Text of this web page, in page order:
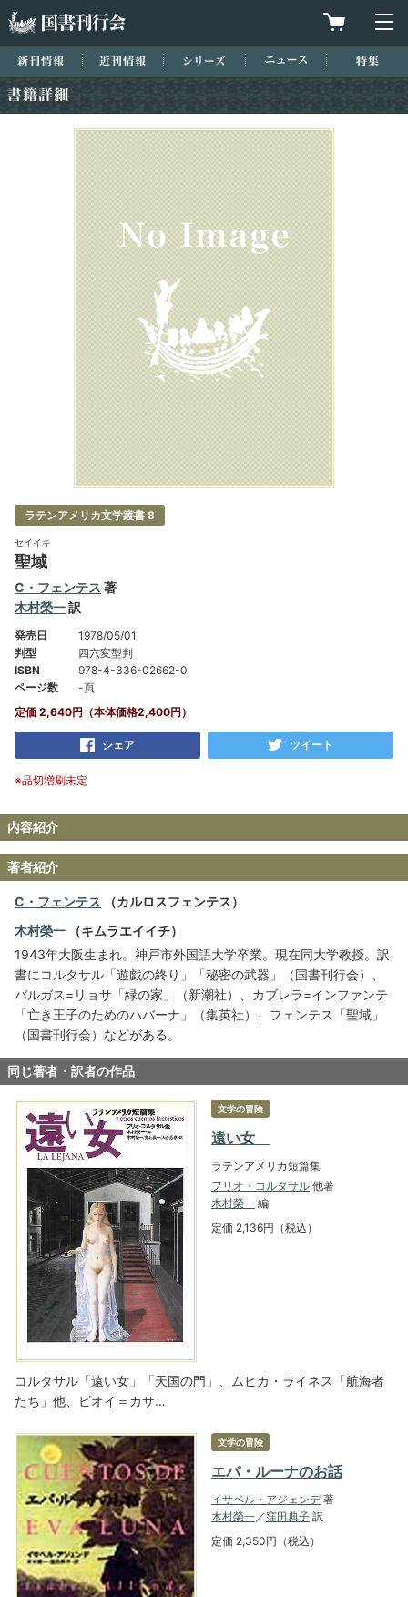
買物カゴを
新刊情報 近刊情報 シリーズ ニュース
ラテンアメリカ文学叢書 8
セイイキ
聖域
C・フェンテス 著
木村榮一訳
発売日
1978/05/01
判型
四六変型判
ISBN
978-4-336-02662-0
ページ数
-頁
定価 2,640円（本体価格2,400円）
シェア ツイート
※品切増刷未定
内容紹介
著者紹介
C・フェンテス （カルロスフェンテス）
木村榮一 （キムラエイイチ）
1943年大阪生まれ。神戸市外国語大学卒業。現在同大学教授。訳
書にコルタサル「遊戯の終り」「秘密の武器」（国書刊行会）、
バルガス=リョサ「緑の家」（新潮社）、カブレラ=インファンテ
「亡き王子のためのハバーナ」（集英社）、フェンテス「聖域」
（国書刊行会）などがある。
同じ著者・訳者の作品
文学の冒険
遠い女
ラテンアメリカ短篇集
フリオ・コルタサル 他著
木村榮一 編
定価 2,136円（税込）
コルタサル「遠い女」「天国の門」、ムヒカ・ライネス「航海者
たち」他、ビオイ＝カサ…
文学の冒険
エバ・ルーナのお話
イサベル・アジェンデ著
木村榮一 ／窪田典子 訳
定価 2,350円（税込）